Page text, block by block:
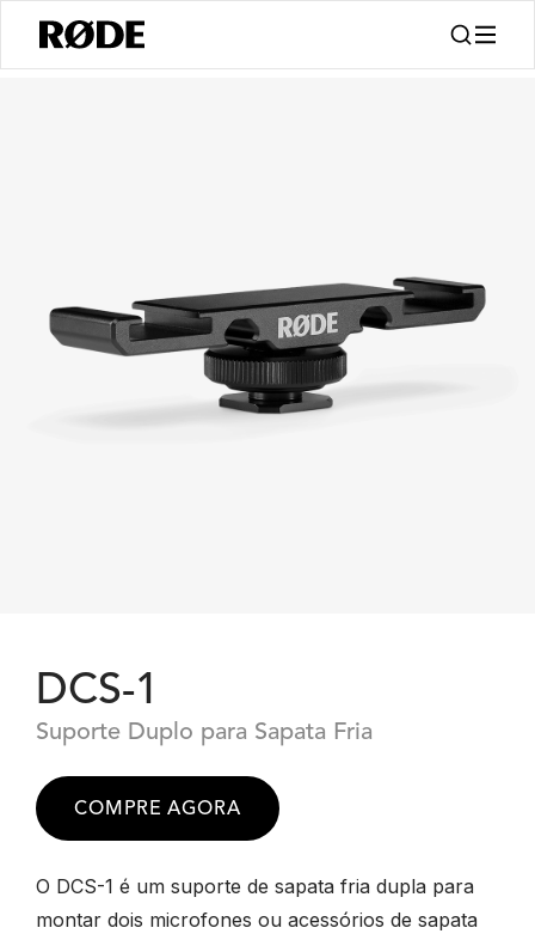
DCS-1
Suporte Duplo para Sapata Fria
COMPRE AGORA
O DCS-1 é um suporte de sapata fria dupla para
montar dois microfones ou acessórios de sapata